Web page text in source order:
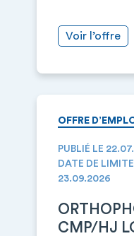
Voir l’offre
OFFRE
PUBLIÉ LE
DATE DE
23.09.2026
CMP/HJ